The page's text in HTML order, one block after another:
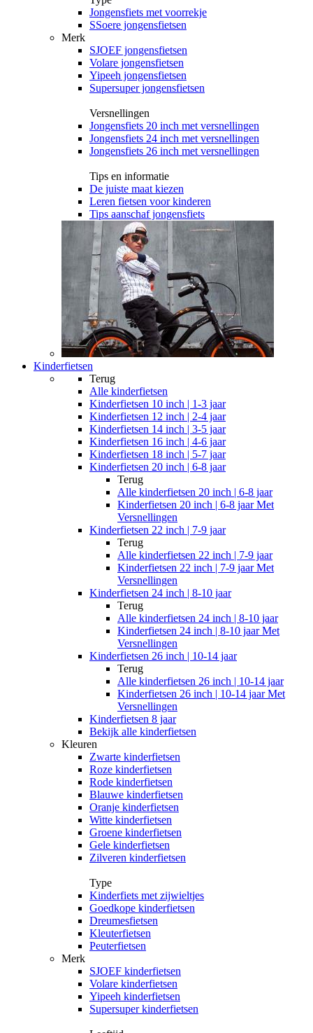
Jongensfiets met voorrekje
SSoere jongensfietsen
Merk
SJOEF jongensfietsen
Volare jongensfietsen
Yipeeh jongensfietsen
Supersuper jongensfietsen
Versnellingen
Jongensfiets 20 inch met versnellingen
Jongensfiets 24 inch met versnellingen
Jongensfiets 26 inch met versnellingen
Tips en informatie
De juiste maat kiezen
Leren fietsen voor kinderen
Tips aanschaf jongensfiets
Kinderfietsen
Terug
Alle kinderfietsen
Kinderfietsen 10 inch | 1-3 jaar
Kinderfietsen 12 inch | 2-4 jaar
Kinderfietsen 14 inch | 3-5 jaar
Kinderfietsen 16 inch | 4-6 jaar
Kinderfietsen 18 inch | 5-7 jaar
Kinderfietsen 20 inch | 6-8 jaar
Terug
Alle kinderfietsen 20 inch | 6-8 jaar
Kinderfietsen 20 inch | 6-8 jaar Met
Versnellingen
Kinderfietsen 22 inch | 7-9 jaar
Terug
Alle kinderfietsen 22 inch | 7-9 jaar
Kinderfietsen 22 inch | 7-9 jaar Met
Versnellingen
Kinderfietsen 24 inch | 8-10 jaar
Terug
Alle kinderfietsen 24 inch | 8-10 jaar
Kinderfietsen 24 inch | 8-10 jaar Met
Versnellingen
Kinderfietsen 26 inch | 10-14 jaar
Terug
Alle kinderfietsen 26 inch | 10-14 jaar
Kinderfietsen 26 inch | 10-14 jaar Met
Versnellingen
Kinderfietsen 8 jaar
Bekijk alle kinderfietsen
Kleuren
Zwarte kinderfietsen
Roze kinderfietsen
Rode kinderfietsen
Blauwe kinderfietsen
Oranje kinderfietsen
Witte kinderfietsen
Groene kinderfietsen
Gele kinderfietsen
Zilveren kinderfietsen
Type
Kinderfiets met zijwieltjes
Goedkope kinderfietsen
Dreumesfietsen
Kleuterfietsen
Peuterfietsen
Merk
SJOEF kinderfietsen
Volare kinderfietsen
Yipeeh kinderfietsen
Supersuper kinderfietsen